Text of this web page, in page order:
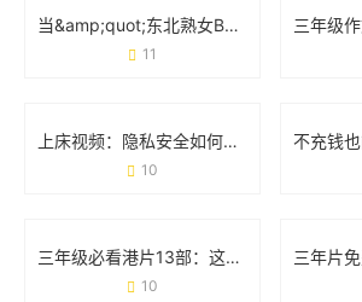
当&amp;quot;东北熟女BBWBBW喷水&amp;quot;成为现象：那些藏在标签背后的真实人生
11
上床视频：隐私安全如何成为当代人的必修课？
10
三年级必看港片13部：这波经典电影清单，你家娃看过几部？
10